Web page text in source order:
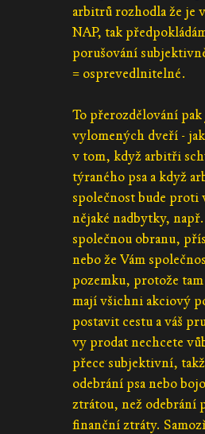
arbitrů rozhodla že je
NAP, tak
porušování
= osprevedlnitelné.
To přerozdělování
vylomených dveří -
v tom, když arbitři
týraného psa a když
společnost bude proti
nějaké nadbytky,
společnou obranu,
nebo že Vám
pozemku, protože
mají všichni akciový
postavit cestu a váš
vy prodat nechcete
přece subjektivní,
odebrání psa nebo
ztrátou, než odebrání
finanční ztráty.